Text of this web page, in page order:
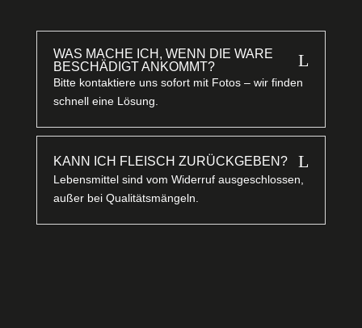
WAS MACHE ICH, WENN DIE WARE
BESCHÄDIGT ANKOMMT?
L
Bitte kontaktiere uns sofort mit Fotos – wir finden
schnell eine Lösung.
KANN ICH FLEISCH ZURÜCKGEBEN? L
Lebensmittel sind vom Widerruf ausgeschlossen,
außer bei Qualitätsmängeln.